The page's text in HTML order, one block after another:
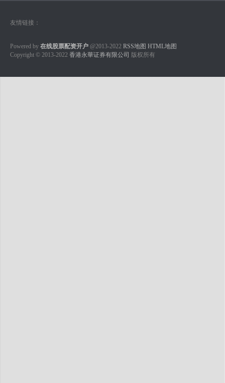
友情链接：
Powered by 在线股票配资开户 @2013-2022 RSS地图 HTML地图
Copyright © 2013-2022 香港永華证券有限公司 版权所有